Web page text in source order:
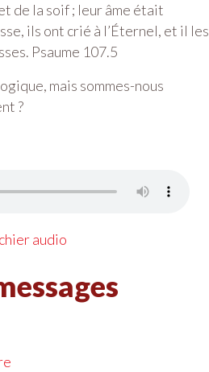
de la soif ; leur âme était
ils ont crié à l’Éternel, et il les
Psaume 107.5
mais sommes-nous
?
audio